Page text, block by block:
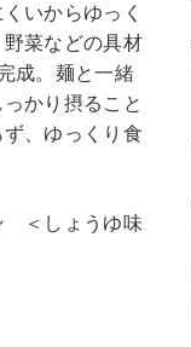
いからゆっく
菜などの具材
成。麺と一緒
かり摂ること
、ゆっくり食
＜しょうゆ味